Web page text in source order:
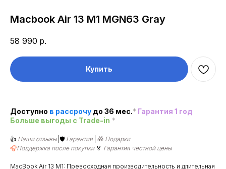
Macbook Air 13 M1 MGN63 Gray
58 990 р.
Купить
Доступно в рассрочу до 36 мес.* Гарантия 1 год
Больше выгоды c Trade-in *
👍 Наши отзывы |🛡️ Гарантия 🎁 Подарки
🎧Поддержка после покупки 🏅 Гарантия честной цены
MacBook Air 13 M1: Превосходная производительность и длительная